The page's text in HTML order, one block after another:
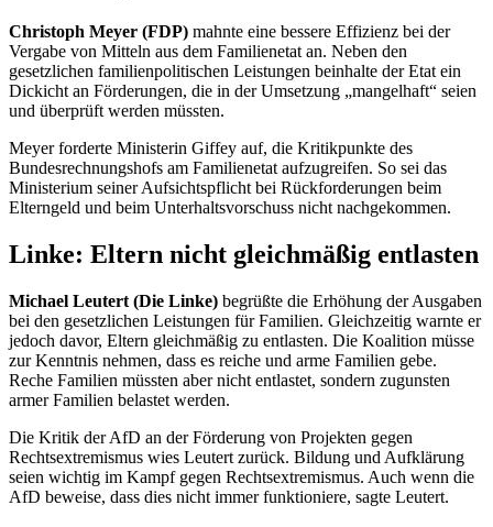
Christoph Meyer (FDP) mahnte eine bessere Effizienz bei der
Vergabe von Mitteln aus dem Familienetat an. Neben den
gesetzlichen familienpolitischen Leistungen beinhalte derEtat ein
Dickicht an Förderungen, die in der Umsetzung „mangelhaft“ seien
und überprüft werden müssten.
Meyer forderte Ministerin Giffey auf, die Kritikpunkte des
Bundesrechnungshofs am Familienetat aufzugreifen. So sei das
Ministerium seiner Aufsichtspflicht bei Rückforderungen beim
Elterngeld und beim Unterhaltsvorschuss nicht nachgekommen.
Linke: Eltern nicht gleichmäßig entlasten
Michael Leutert (Die Linke) begrüßte die Erhöhung der Ausgaben
bei den gesetzlichen Leistungen für Familien. Gleichzeitig warnte er
jedoch davor, Eltern gleichmäßig zu entlasten. Die Koalition müsse
zur Kenntnis nehmen, dass es reiche und arme Familien gebe.
Reche Familien müssten aber nicht entlastet, sondern zugunsten
armer Familien belastet werden.
Die Kritik der AfD an der Förderung von Projekten gegen
Rechtsextremismus wies Leutert zurück. Bildung und Aufklärung
seien wichtig im Kampf gegen Rechtsextremismus. Auch wenn die
AfD beweise, dass dies nicht immer funktioniere, sagte Leutert.